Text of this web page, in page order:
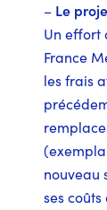
– Le
Un effort
France
les frais
nouveau
ses